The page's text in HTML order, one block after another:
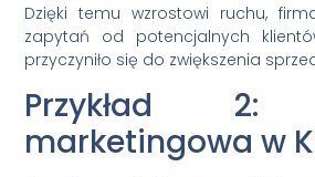
Dzięki temu wzrostowi ruchu,
zapytań od potencjalnych
przyczyniło się do zwiększenia
Przykład 2:
marketingowa w